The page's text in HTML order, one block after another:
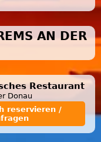
AN DER
Restaurant
Donau
reservieren /